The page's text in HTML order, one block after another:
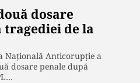
dosare
de la
Națională Anticorupție a
dosare penale după